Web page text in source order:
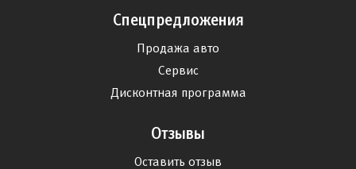
Спецпредложения
Продажа авто
Сервис
Дисконтная программа
Отзывы
Оставить отзыв